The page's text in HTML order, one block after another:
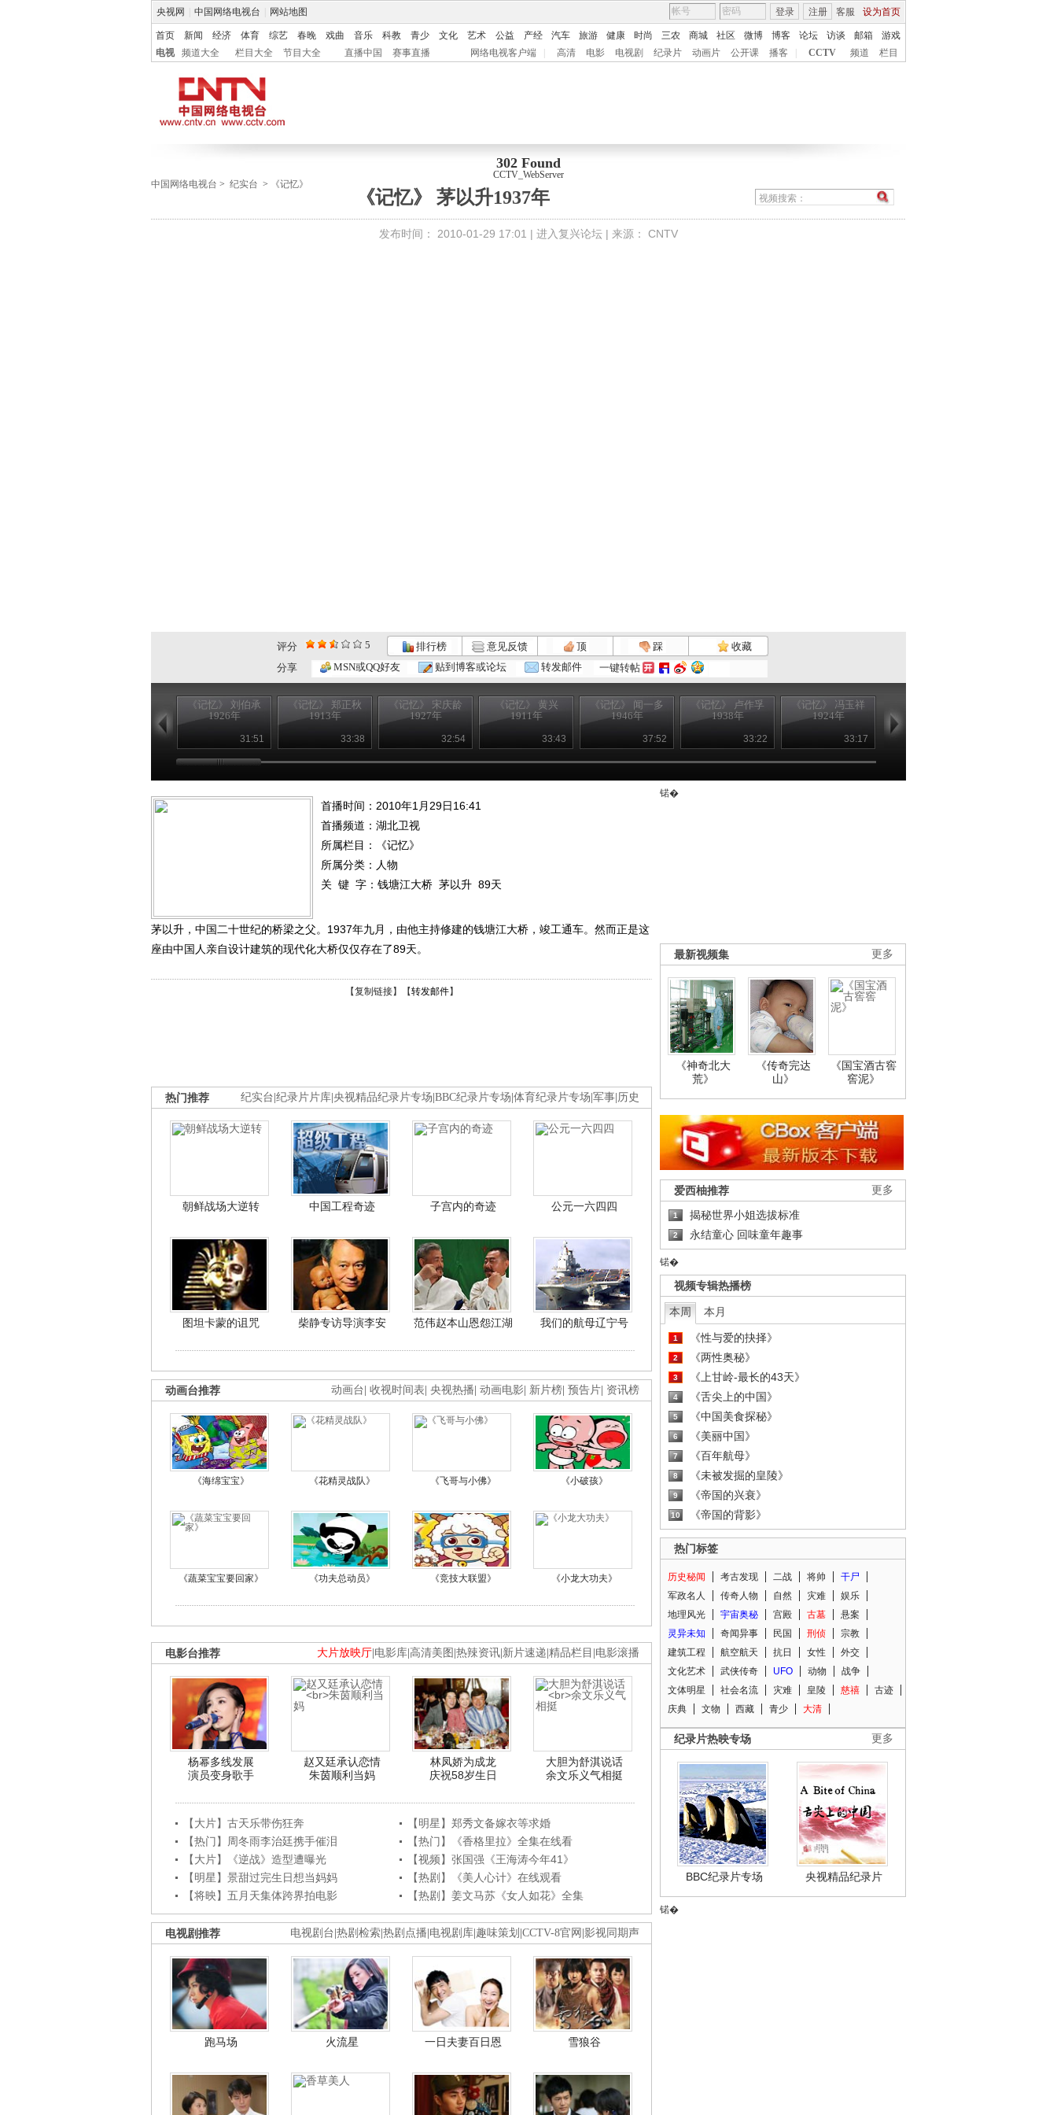
央视网 中国网络电视台 网站地图 客服 设为首页
登录 注册
首页 新闻 经济 体育 综艺 春晚 戏曲 音乐 科教 青少 文化 艺术 公益 产经 汽车 旅游 健康 时尚 三农 商城 社区 微博 博客 论坛 访谈 邮箱
游戏
电视
频道大全 栏目大全 节目大全 直播中国 赛事直播 网络电视客户端 高清 电影 电视剧 纪录片 动画片 公开课 播客 CCTV 频道 栏目
302 Found
CCTV_WebServer
中国网络电视台 > 纪实台 > 《记忆》
《记忆》 茅以升1937年
发布时间： 2010-01-29 17:01 | 进入复兴论坛 | 来源： CNTV
评分 5 排行榜 意见反馈 顶 踩
收藏
分享
MSN或QQ好友 贴到博客或论坛 转发邮件 一键转帖
《记忆》 刘伯承
1926年
31:51
《记忆》 郑正秋
1913年
33:38
《记忆》 宋庆龄
1927年
32:54
《记忆》 黄兴
1911年
33:43
《记忆》 闻一多
1946年
37:52
《记忆》 卢作孚
1938年
33:22
《记忆》 冯玉祥
1924年
33:17
首播时间：2010年1月29日16:41
首播频道： 湖北卫视
所属栏目：
《记忆》
所属分类：人物
关 键 字： 钱塘江大桥 茅以升 89天
茅以升，中国二十世纪的桥梁之父。1937年九月，由他主持修建的钱塘江大桥，竣工通车。然而正是这
座由中国人亲自设计建筑的现代化大桥仅仅存在了89天。
【复制链接】【转发邮件】
纪实台 纪录片片库 央视精品纪录片专场 BBC纪录片专场 体育纪录片专场 军事 历史
热门推荐
朝鲜战场大逆转 中国工程奇迹 子宫内的奇迹 公元一六四四
图坦卡蒙的诅咒 柴静专访导演李安 范伟赵本山恩怨江湖 我们的航母辽宁号
动画台 收视时间表 央视热播 动画电影 新片榜 预告片 资讯榜
动画台推荐
《海绵宝宝》 《花精灵战队》 《飞哥与小佛》 《小破孩》
《蔬菜宝宝要回家》 《功夫总动员》 《竞技大联盟》 《小龙大功夫》
大片放映厅 电影库 高清美图 热辣资讯 新片速递 精品栏目 电影滚播
电影台推荐
杨幂多线发展
演员变身歌手
赵又廷承认恋情
朱茵顺利当妈
林凤娇为成龙
庆祝58岁生日
大胆为舒淇说话
余文乐义气相挺
【大片】古天乐带伤狂奔
【明星】郑秀文备嫁衣等求婚
【热门】周冬雨李治廷携手催泪
【热门】《香格里拉》全集在线看
【大片】《逆战》造型遭曝光
【视频】张国强《王海涛今年41》
【明星】景甜过完生日想当妈妈
【热剧】《美人心计》在线观看
【将映】五月天集体跨界拍电影
【热剧】姜文马苏《女人如花》全集
电视剧台 热剧检索 热剧点播 电视剧库 趣味策划 CCTV-8官网 影视同期声
电视剧推荐
跑马场 火流星 一日夫妻百日恩 雪狼谷
锘�
更多
最新视频集
《神奇北大
荒》
《传奇完达
山》
《国宝酒古窖
窖泥》
更多
爱西柚推荐
1 揭秘世界小姐选拔标准
2 永结童心 回味童年趣事
锘�
视频专辑热播榜
本周 本月
1 《性与爱的抉择》
2 《两性奥秘》
3 《上甘岭-最长的43天》
4 《舌尖上的中国》
5 《中国美食探秘》
6 《美丽中国》
7 《百年航母》
8 《未被发掘的皇陵》
9 《帝国的兴衰》
10 《帝国的背影》
热门标签
历史秘闻 考古发现 二战 将帅
干尸
军政名人
传奇人物 自然 灾难
娱乐
地理风光
宇宙奥秘 宫殿 古墓
悬案
灵异未知
奇闻异事 民国 刑侦
宗教
建筑工程
航空航天 抗日 女性
外交
文化艺术
武侠传奇 UFO 动物
战争
文体明星
社会名流 灾难 皇陵 慈禧
古迹
庆典
文物 西藏 青少 大清
更多
纪录片热映专场
BBC纪录片专场 央视精品纪录片
锘�